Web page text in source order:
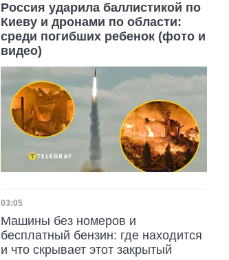
Россия ударила баллистикой по
Киеву и дронами по области:
среди погибших ребенок (фото и
видео)
Дата публикации
03:05
Машины без номеров и
бесплатный бензин: где находится
и что скрывает этот закрытый